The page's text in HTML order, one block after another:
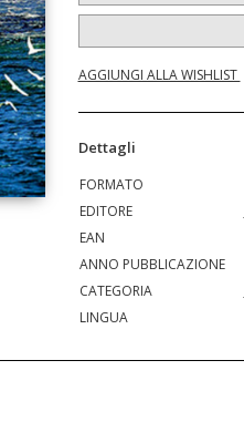
AGGIUNGI ALLA WISHLIST
Dettagli
FORMATO
EDITORE
EAN
ANNO PUBBLICAZIONE
CATEGORIA
LINGUA